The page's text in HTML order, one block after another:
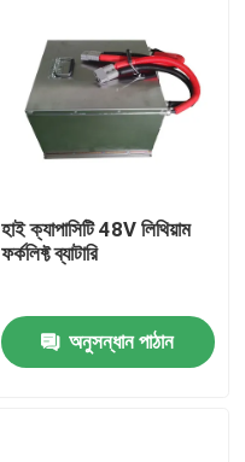
হাই ক্যাপাসিটি 48V লিথিয়াম
ফর্কলিফ্ট ব্যাটারি
অনুসন্ধান পাঠান